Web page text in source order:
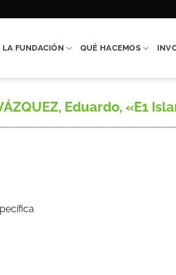
LA FUNDACIÓN QUÉ HACEMOS
Eduardo, «E1